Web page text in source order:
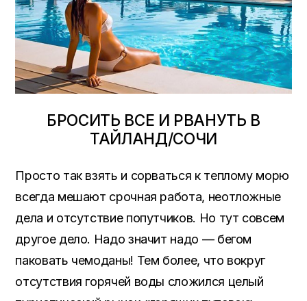
БРОСИТЬ ВСЕ И РВАНУТЬ В
ТАЙЛАНД/СОЧИ
Просто так взять и сорваться к теплому морю
всегда мешают срочная работа, неотложные
дела и отсутствие попутчиков. Но тут совсем
другое дело. Надо значит надо — бегом
паковать чемоданы! Тем более, что вокруг
отсутствия горячей воды сложился целый